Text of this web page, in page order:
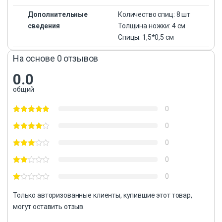
Дополнительные
сведения
Количество спиц: 8 шт
Толщина ножки: 4 см
Спицы: 1,5*0,5 см
На основе 0 отзывов
0.0
общий
0
0
0
0
0
Только авторизованные клиенты, купившие этот товар,
могут оставить отзыв.